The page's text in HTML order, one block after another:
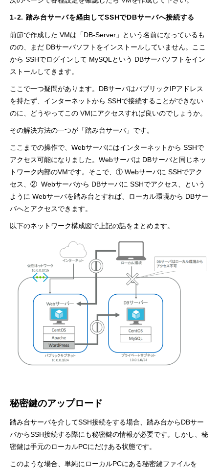
1-2. 踏み台サーバを経由してSSHでDBサーバへ接続する
前節で作成した VMは「DB-Server」という名前になっているも
のの、まだ DBサーバソフトをインストールしていません。ここ
から SSHでログインして MySQLという DBサーバソフトをイン
ストールしてきます。
ここで一つ疑問があります。DBサーバはパブリックIPアドレス
を持たず、インターネットから SSHで接続することができない
のに、どうやってこの VMにアクセスすれば良いのでしょうか。
その解決方法の一つが「踏み台サーバ」です。
ここまでの操作で、Webサーバにはインターネットから SSHで
アクセス可能になりました。Webサーバは DBサーバと同じネッ
トワーク内部のVMです。そこで、① Webサーバに SSHでアク
セス、② Webサーバから DBサーバに SSHでアクセス、という
ように Webサーバを踏み台とすれば、ローカル環境から DBサー
バへとアクセスできます。
以下のネットワーク構成図で上記の話をまとめます。
秘密鍵のアップロード
踏み台サーバを介してSSH接続をする場合、踏み台からDBサー
バからSSH接続する際にも秘密鍵の情報が必要です。しかし、秘
密鍵は手元のローカルPCにだけある状態です。
このような場合、単純にローカルPCにある秘密鍵ファイルを